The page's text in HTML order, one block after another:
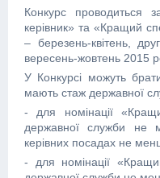
Конкурс проводиться
керівник» та «Кращий
– березень-квітень,
вересень-жовтень 2015
У Конкурсі можуть
мають стаж державної
- для номінації
державної служби не
керівних посадах не
- для номінації